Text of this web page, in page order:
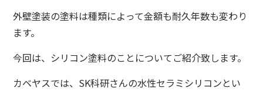
外壁塗装の塗料は種類によって金額も耐久年数も変わり
ます。
今回は、シリコン塗料のことについてご紹介致します。
カベヤスでは、SK科研さんの水性セラミシリコンとい